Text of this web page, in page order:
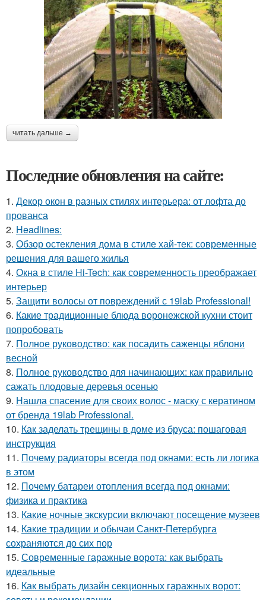
читать дальше →
Последние обновления на сайте:
1. Декор окон в разных стилях интерьера: от лофта до
прованса
2. Headlines:
3. Обзор остекления дома в стиле хай-тек: современные
решения для вашего жилья
4. Окна в стиле Hi-Tech: как современность преображает
интерьер
5. Защити волосы от повреждений с 19lab Professional!
6. Какие традиционные блюда воронежской кухни стоит
попробовать
7. Полное руководство: как посадить саженцы яблони
весной
8. Полное руководство для начинающих: как правильно
сажать плодовые деревья осенью
9. Нашла спасение для своих волос - маску с кератином
от бренда 19lab Professional.
10. Как заделать трещины в доме из бруса: пошаговая
инструкция
11. Почему радиаторы всегда под окнами: есть ли логика
в этом
12. Почему батареи отопления всегда под окнами:
физика и практика
13. Какие ночные экскурсии включают посещение музеев
14. Какие традиции и обычаи Санкт-Петербурга
сохраняются до сих пор
15. Современные гаражные ворота: как выбрать
идеальные
16. Как выбрать дизайн секционных гаражных ворот: